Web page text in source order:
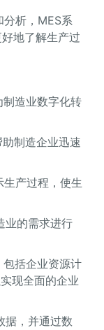
析，MES系
地了解生产过
造业数字化转
制造企业迅速
产过程，使生
业的需求进行
括企业资源计
现全面的企业
据，并通过数